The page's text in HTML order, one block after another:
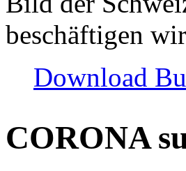
beschäftigen
Download
CORONA